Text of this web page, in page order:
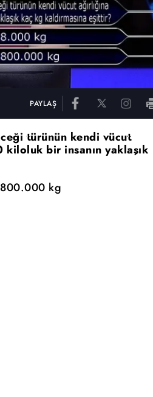
PAYLAŞ
türünün kendi vücut
kiloluk bir insanın yaklaşık
kg